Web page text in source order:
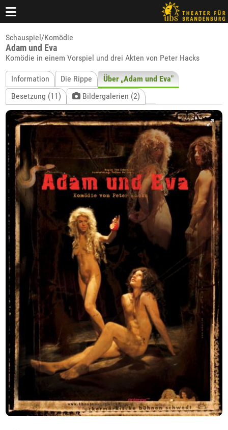
Schauspiel/Komödie
Adam und Eva
Komödie in einem Vorspiel und drei Akten von Peter Hacks
Information Die Rippe
Über „Adam und Eva"
Besetzung (11)
Bildergalerien (2)